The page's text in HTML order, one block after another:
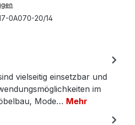
0A070-20/14
vielseitig einsetzbar und
im
Mode… Mehr